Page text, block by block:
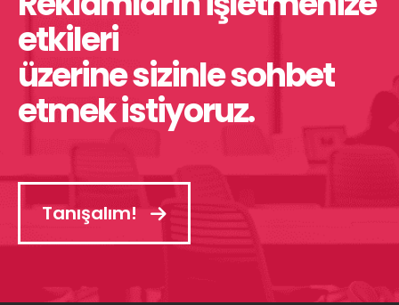
etkileri
üzerine sizinle sohbet
etmek istiyoruz.
Tanışalım!